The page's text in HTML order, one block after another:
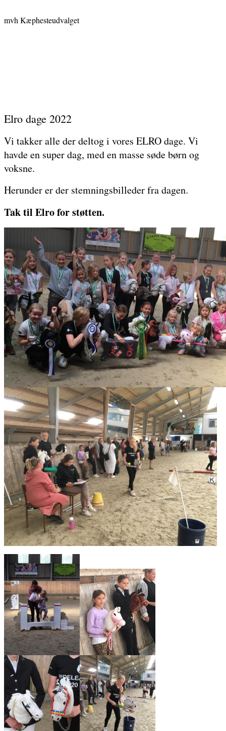
mvh Kæphesteudvalget
Elro dage 2022
Vi takker alle der deltog i vores ELRO dage. Vi
havde en super dag, med en masse søde børn og
voksne.
Herunder er der stemningsbilleder fra dagen.
Tak til Elro for støtten.